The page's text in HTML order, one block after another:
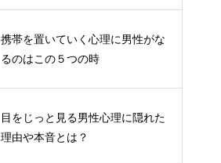
携帯を置いていく心理に男性がな
るのはこの５つの時
目をじっと見る男性心理に隠れた
理由や本音とは？